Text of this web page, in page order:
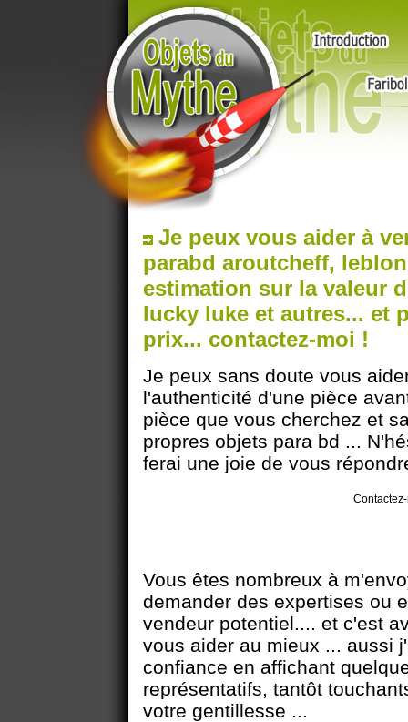
Je peux vous aider à
parabd aroutcheff,
estimation sur la valeur
lucky luke et autres... et
prix... contactez-moi !
Je peux sans doute vous
l'authenticité d'une pièce
pièce que vous cherchez et
propres objets para bd ...
ferai une joie de vous
Vous êtes nombreux à
demander des expertises ou
vendeur potentiel.... et c'est
vous aider au mieux ... aussi
confiance en affichant
représentatifs, tantôt
votre gentillesse ...